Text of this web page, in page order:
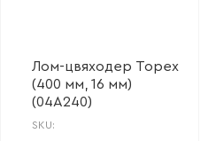
Лом-цвяходер Topex
(400 мм, 16 мм)
(04A240)
SKU: